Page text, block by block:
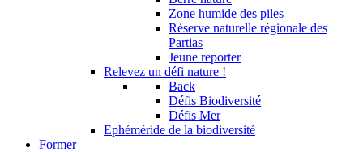
Zone humide des piles
Réserve naturelle régionale des
Partias
Jeune reporter
Relevez un défi nature !
Back
Défis Biodiversité
Défis Mer
Ephéméride de la biodiversité
Former